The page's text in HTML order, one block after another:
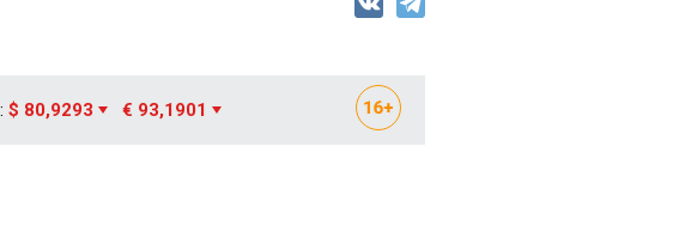
$ 80,9293 € 93,1901